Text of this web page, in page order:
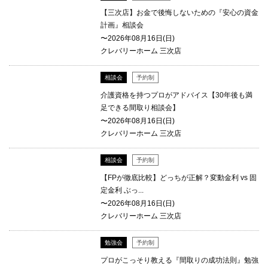
【三次店】お金で後悔しないための『安心の資金
計画』相談会
〜2026年08月16日(日)
クレバリーホーム 三次店
相談会 予約制
介護資格を持つプロがアドバイス【30年後も満
足できる間取り相談会】
〜2026年08月16日(日)
クレバリーホーム 三次店
相談会 予約制
【FPが徹底比較】どっちが正解？変動金利 vs 固
定金利 ぶっ...
〜2026年08月16日(日)
クレバリーホーム 三次店
勉強会 予約制
プロがこっそり教える『間取りの成功法則』勉強